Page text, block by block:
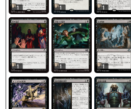
1 1 1
1 1 1